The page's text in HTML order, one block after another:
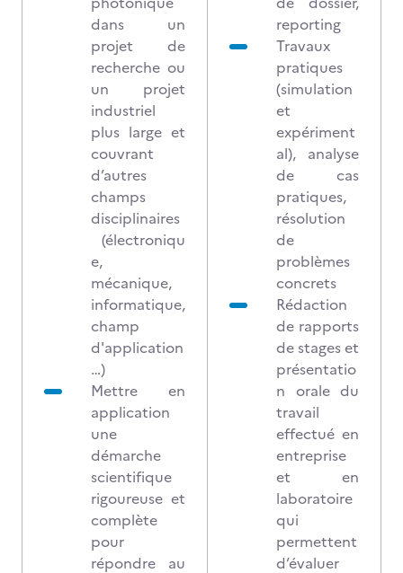
dans un
projet de
recherche ou
un projet
industriel
plus large et
couvrant
d’autres
champs
disciplinaires
(électroniqu
e,
mécanique,
informatique,
champ
d'application
…)
Mettre en
application
une
démarche
scientifique
rigoureuse et
complète
pour
répondre au
reporting
Travaux
pratiques
(simulation
et
expériment
al), analyse
de cas
pratiques,
résolution
de
problèmes
concrets
Rédaction
de rapports
de stages et
présentatio
n orale du
travail
effectué en
entreprise
et en
laboratoire
qui
permettent
d’évaluer